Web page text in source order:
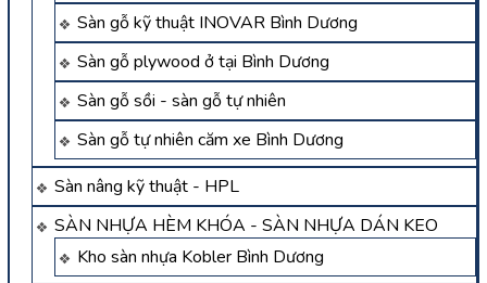
Sàn gỗ kỹ thuật INOVAR Bình Dương
Sàn gỗ plywood ở tại Bình Dương
Sàn gỗ sồi - sàn gỗ tự nhiên
Sàn gỗ tự nhiên căm xe Bình Dương
Sàn nâng kỹ thuật - HPL
SÀN NHỰA HÈM KHÓA - SÀN NHỰA DÁN KEO
Kho sàn nhựa Kobler Bình Dương